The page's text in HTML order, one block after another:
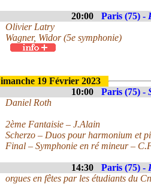
20:00 Paris (75) -
Olivier Latry
Wagner, Widor (5e symphonie)
19 Février 2023
10:00
Paris (75) -
Daniel Roth
2ème Fantaisie – J.Alain
Scherzo – Duos pour harmonium et
Final – Symphonie en ré mineur –
14:30 Paris (75) -
orgues en fêtes par les étudiants du